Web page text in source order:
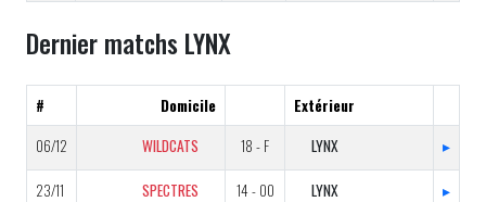
Dernier matchs LYNX
# Domicile
Extérieur
06/12
WILDCATS 18 - F LYNX ▸
23/11 SPECTRES 14 - 00 LYNX ▸